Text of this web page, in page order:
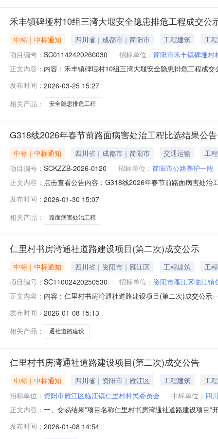
禾丰镇碑垭村10组三湾大堰安全隐患排危工程成交公
中标｜中标通知 四川省｜成都市｜简阳市 工程建筑
工程
项目编号： SC01142420260030 招标单位： 简阳市禾丰镇碑垭村
正文内容： 内容：禾丰镇碑垭村10组三湾大堰安全隐患排危工程成
交候选人四川东石兴建筑工程有限公司评审信息最终报
发布时间： 2026-03-25 15:27
相关产品：
安全隐患排危工程
G318线2026年春节前路面病害处治工程比选结果公告
中标｜中标通知 四川省｜成都市｜简阳市 交通运输
工程
项目编号： SCKZZB-2026-0120 招标单位： 简阳市公路养护一段
正文内容： 点击查看公告内容：G318线2026年春节前路面病害处治
发布时间： 2026-01-30 15:07
相关产品：
路面病害处治工程
仁里村书房湾通社道路建设项目(第二次)成交公示
中标｜中标通知 四川省｜资阳市｜雁江区 工程建筑
工程
项目编号： SC11002420250530 招标单位： 资阳市雁江区临江镇
正文内容： 内容：仁里村书房湾通社道路建设项目(第二次)成交公
程有限公司评审信息最终报价：189207.42元（平均得
发布时间： 2026-01-08 15:13
相关产品：
通社道路建设
仁里村书房湾通社道路建设项目(第二次)成交公告
中标｜中标通知 四川省｜资阳市｜雁江区 工程建筑
工程
招标单位： 资阳市雁江区临江镇仁里村村民委员会 中标单位： 四
正文内容： 一、交易结果*项目名称仁里村书房湾通社道路建设项目
发布时间： 2026-01-08 14:54